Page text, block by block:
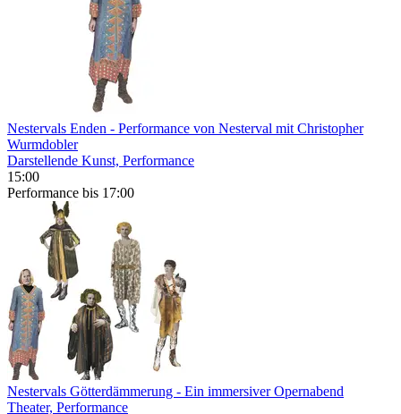
Nestervals Enden - Performance von Nesterval mit Christopher
Wurmdobler
Darstellende Kunst, Performance
15:00
Performance bis 17:00
Nestervals Götterdämmerung - Ein immersiver Opernabend
Theater, Performance